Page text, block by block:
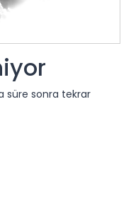
süre sonra tekrar